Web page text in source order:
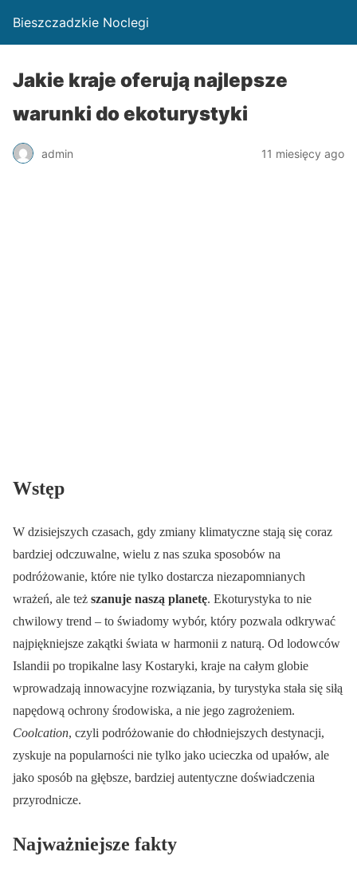
Bieszczadzkie Noclegi
Jakie kraje oferują najlepsze
warunki do ekoturystyki
admin 11 miesięcy ago
Wstęp
W dzisiejszych czasach, gdy zmiany klimatyczne stają się coraz
bardziej odczuwalne, wielu z nas szuka sposobów na
podróżowanie, które nie tylko dostarcza niezapomnianych
wrażeń, ale też szanuje naszą planetę. Ekoturystyka to nie
chwilowy trend – to świadomy wybór, który pozwala odkrywać
najpiękniejsze zakątki świata w harmonii z naturą. Od lodowców
Islandii po tropikalne lasy Kostaryki, kraje na całym globie
wprowadzają innowacyjne rozwiązania, by turystyka stała się siłą
napędową ochrony środowiska, a nie jego zagrożeniem.
Coolcation, czyli podróżowanie do chłodniejszych destynacji,
zyskuje na popularności nie tylko jako ucieczka od upałów, ale
jako sposób na głębsze, bardziej autentyczne doświadczenia
przyrodnicze.
Najważniejsze fakty